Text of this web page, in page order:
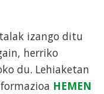
izango ditu
herriko
du. Lehiaketan
HEMEN